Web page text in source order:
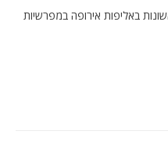
באליפות אירופה במפרשיות